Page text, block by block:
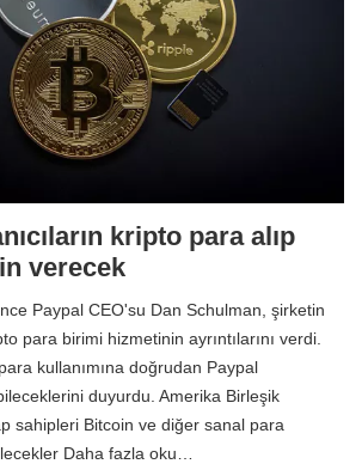
kripto para alıp
verecek
Paypal CEO'su Dan Schulman, şirketin
para birimi hizmetinin ayrıntılarını verdi.
kullanımına doğrudan Paypal
duyurdu. Amerika Birleşik
sahipleri Bitcoin ve diğer sanal para
Daha fazla oku…